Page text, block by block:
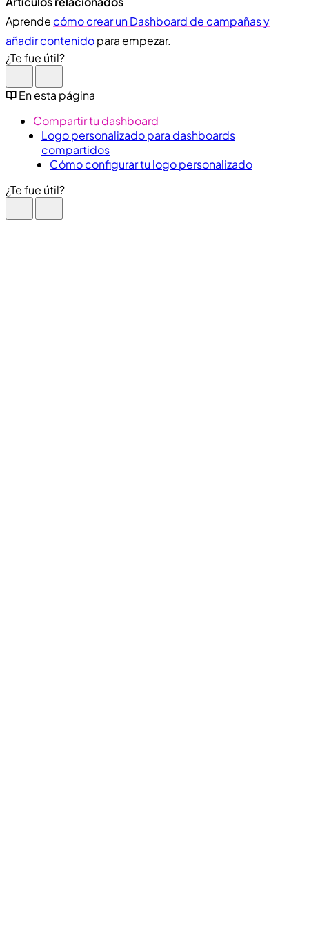
Aprende cómo crear un Dashboard de campañas y
añadir contenidopara empezar.
¿Te fue útil?
En esta página
Compartir tu dashboard
Logo personalizado para dashboards
compartidos
Cómo configurar tu logo personalizado
¿Te fue útil?